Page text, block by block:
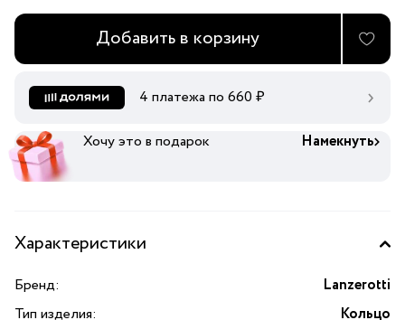
Добавить в корзину
4 платежа по 660 ₽
Хочу это в подарок Намекнуть
Характеристики
Бренд:
Lanzerotti
Тип изделия:
Кольцо